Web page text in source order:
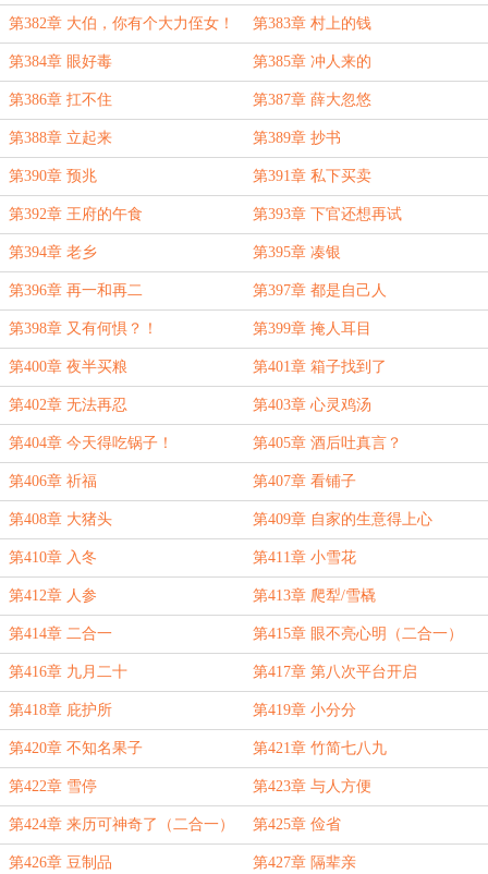
第382章 大伯，你有个大力侄女！ 第383章 村上的钱
第384章 眼好毒 第385章 冲人来的
第386章 扛不住 第387章 薛大忽悠
第388章 立起来 第389章 抄书
第390章 预兆 第391章 私下买卖
第392章 王府的午食 第393章 下官还想再试
第394章 老乡 第395章 凑银
第396章 再一和再二 第397章 都是自己人
第398章 又有何惧？！ 第399章 掩人耳目
第400章 夜半买粮 第401章 箱子找到了
第402章 无法再忍 第403章 心灵鸡汤
第404章 今天得吃锅子！ 第405章 酒后吐真言？
第406章 祈福 第407章 看铺子
第408章 大猪头 第409章 自家的生意得上心
第410章 入冬 第411章 小雪花
第412章 人参 第413章 爬犁/雪橇
第414章 二合一 第415章 眼不亮心明（二合一）
第416章 九月二十 第417章 第八次平台开启
第418章 庇护所 第419章 小分分
第420章 不知名果子 第421章 竹简七八九
第422章 雪停 第423章 与人方便
第424章 来历可神奇了（二合一） 第425章 俭省
第426章 豆制品 第427章 隔辈亲